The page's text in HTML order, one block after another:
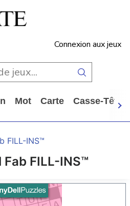
Connexion aux jeux
Mot Carte Casse-Tête
Fab FILL-INS™
FILL-INS™